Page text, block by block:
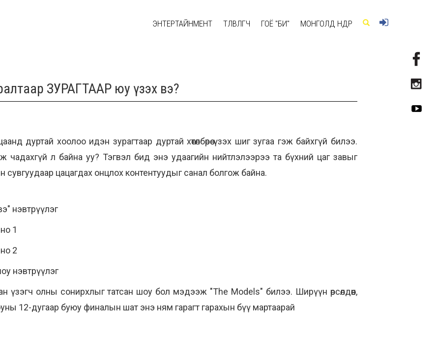
ЭНТЕРТАЙНМЕНТ ТӨЛӨВЛӨГЧ ГОЁ "БИ" МОНГОЛД ӨНӨӨДӨР
ЗУРАГТААР юу үзэх вэ?
дуртай хоолоо идэн зурагтаар дуртай хөтөлбөрөө үзэх шиг зугаа гэж байхгүй билээ.
л байна уу? Тэгвэл бид энэ удаагийн нийтлэлээрээ та бүхний цаг завыг
цацагдах онцлох контентуудыг санал болгож байна.
нэвтрүүлэг
1
2
нэвтрүүлэг
үзэгч олны сонирхлыг татсан шоу бол мэдээж "The Models" билээ. Ширүүн өрсөлдөөн,
12-дугаар буюу финалын шат энэ ням гарагт гарахын бүү мартаарай